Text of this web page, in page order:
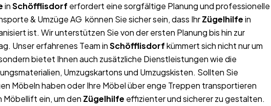
inSchöfflisdorf erfordert eine sorgfältige Planung und professionelle
& Umzüge AG können Sie sicher sein, dass IhrZügelhilfein
ist. Wir unterstützen Sie von der ersten Planung bis hin zur
Unser erfahrenes Team inSchöfflisdorfkümmert sich nicht nur um
bietet Ihnen auch zusätzliche Dienstleistungen wie die
Umzugskartons und Umzugskisten. Sollten Sie
Möbeln haben oder Ihre Möbel über enge Treppen transportieren
Möbellift ein, um den Zügelhilfe effizienter und sicherer zu gestalten.